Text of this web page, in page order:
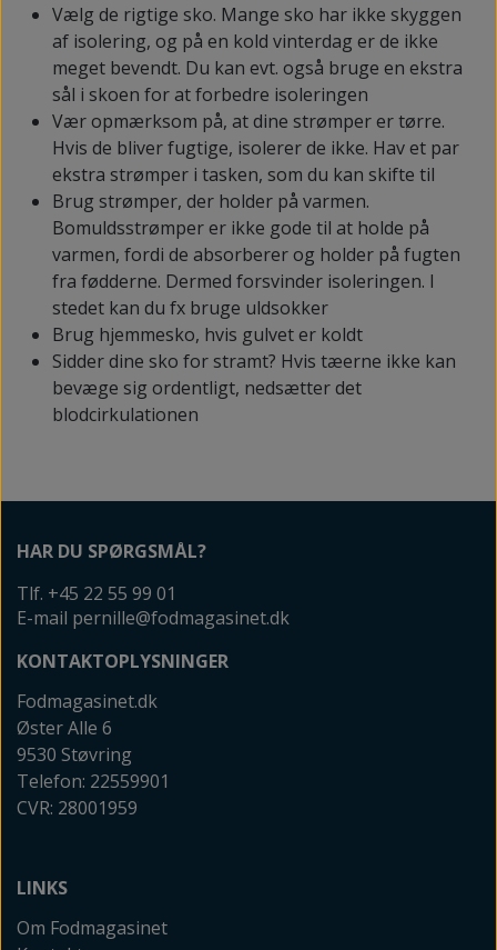
Vælg de rigtige sko. Mange sko har ikke skyggen
af isolering, og på en kold vinterdag er de ikke
meget bevendt. Du kan evt. også bruge en ekstra
sål i skoen for at forbedre isoleringen
Vær opmærksom på, at dine strømper er tørre.
Hvis de bliver fugtige, isolerer de ikke. Hav et par
ekstra strømper i tasken, som du kan skifte til
Brug strømper, der holder på varmen.
Bomuldsstrømper er ikke gode til at holde på
varmen, fordi de absorberer og holder på fugten
fra fødderne. Dermed forsvinder isoleringen. I
stedet kan du fx bruge uldsokker
Brug hjemmesko, hvis gulvet er koldt
Sidder dine sko for stramt? Hvis tæerne ikke kan
bevæge sig ordentligt, nedsætter det
blodcirkulationen
HAR DU SPØRGSMÅL?
Tlf. +45 22 55 99 01
E-mail pernille@fodmagasinet.dk
KONTAKTOPLYSNINGER
Fodmagasinet.dk
Øster Alle 6
9530 Støvring
Telefon: 22559901
CVR: 28001959
LINKS
Om Fodmagasinet